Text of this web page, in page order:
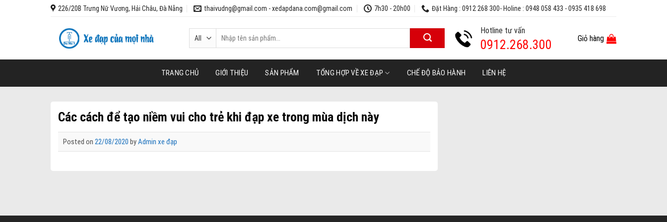
226/20B Trưng Nữ Vương, Hải Châu, Đà Nẵng thaivudng@gmail.com - xedapdana.com@gmail.com 7h30 - 20h00 Đặt Hàng : 0912 268 300- Holine : 0948 058 433 - 0935 418 698
Tìm
kiếm:
Hotline tư vấn
0912.268.300 Giỏ hàng
TRANG CHỦ GIỚI THIỆU SẢN PHẨM TỔNG HỢP VỀ XE ĐẠP CHẾ ĐỘ BẢO HÀNH LIÊN HỆ
Các cách để tạo niềm vui cho trẻ khi đạp xe trong mùa dịch này
Posted on 22/08/2020 byAdmin xe đạp